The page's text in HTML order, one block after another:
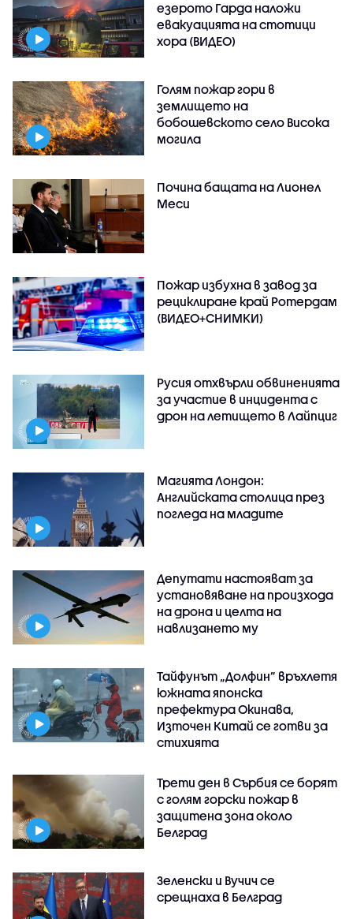
езерото Гарда наложи
евакуацията на стотици
хора (ВИДЕО)
Голям пожар гори в
землището на
бобошевското село Висока
могила
Почина бащата на Лионел
Меси
Пожар избухна в завод за
рециклиране край Ротердам
(ВИДЕО+СНИМКИ)
Русия отхвърли обвиненията
за участие в инцидента с
дрон на летището в Лайпциг
Магията Лондон:
Английската столица през
погледа на младите
Депутати настояват за
установяване на произхода
на дрона и целта на
навлизането му
Тайфунът „Долфин” връхлетя
южната японска
префектура Окинава,
Източен Китай се готви за
стихията
Трети ден в Сърбия се борят
с голям горски пожар в
защитена зона около
Белград
Зеленски и Вучич се
срещнаха в Белград